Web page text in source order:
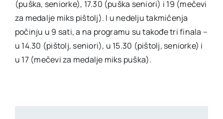
(puška, seniorke), 17.30 (puška seniori) i 19 (mečevi
za medalje miks pištolj). I u nedelju takmičenja
počinju u 9 sati, a na programu su takođe tri finala –
u 14.30 (pištolj, seniori), u 15.30 (pištolj, seniorke) i
u 17 (mečevi za medalje miks puška).